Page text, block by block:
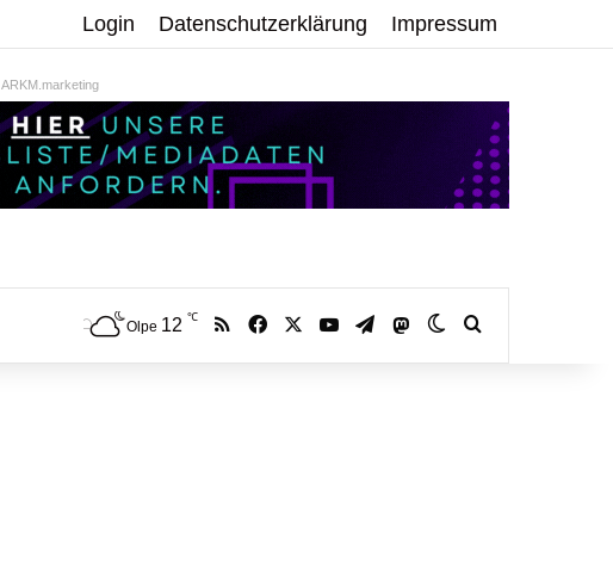
Login Datenschutzerklärung Impressum
ARKM.marketing
Olpe 12 ℃ RSS Facebook YouTubeTelegramMastodonSkin umschalten